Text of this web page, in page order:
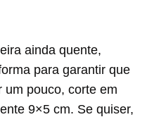
ainda quente,
para garantir que
um pouco, corte em
9×5 cm. Se quiser,